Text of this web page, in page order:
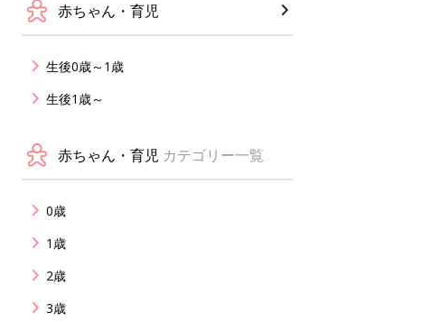
赤ちゃん・育児
生後0歳～1歳
生後1歳～
赤ちゃん・育児 カテゴリー一覧
0歳
1歳
2歳
3歳